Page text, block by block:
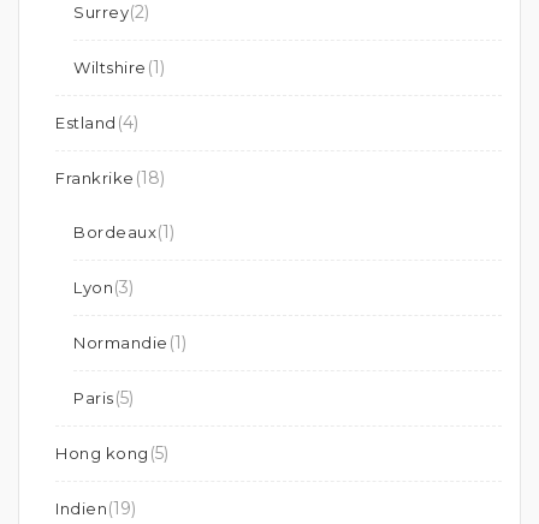
Surrey(2)
Wiltshire (1)
Estland (4)
Frankrike (18)
Bordeaux(1)
Lyon(3)
Normandie (1)
Paris(5)
Hong kong (5)
Indien(19)